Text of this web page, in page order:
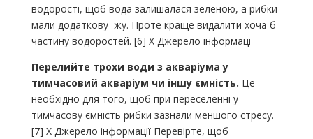
водорості, щоб вода залишалася зеленою, а рибки
мали додаткову їжу. Проте краще видалити хоча б
частину водоростей. [6] X Джерело інформації
Перелийте трохи води з акваріума у ​​
тимчасовий акваріум чи іншу ємність. Це
необхідно для того, щоб при переселенні у
тимчасову ємність рибки зазнали меншого стресу.
[7] X Джерело інформації Перевірте, щоб